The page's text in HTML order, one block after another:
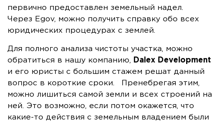
первично предоставлен земельный надел.
Через Egov, можно получить справку обо всех
юридических процедурах с землей.
Для полного анализа чистоты участка, можно
обратиться в нашу компанию,
Dalex Development
и его юристы с большим стажем решат данный
вопрос в короткие сроки. Пренебрегая этим,
можно лишиться самой земли и всех строений на
ней. Это возможно, если потом окажется, что
какие-то действия с земельным владением были